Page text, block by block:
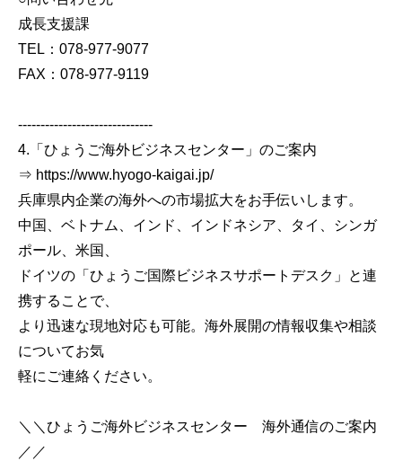
成長支援課
TEL：078-977-9077
FAX：078-977-9119
------------------------------
4.「ひょうご海外ビジネスセンター」のご案内
⇒ https://www.hyogo-kaigai.jp/
兵庫県内企業の海外への市場拡大をお手伝いします。
中国、ベトナム、インド、インドネシア、タイ、シンガ
ポール、米国、
ドイツの「ひょうご国際ビジネスサポートデスク」と連
携することで、
より迅速な現地対応も可能。海外展開の情報収集や相談
についてお気
軽にご連絡ください。
＼＼ひょうご海外ビジネスセンター 海外通信のご案内
／／